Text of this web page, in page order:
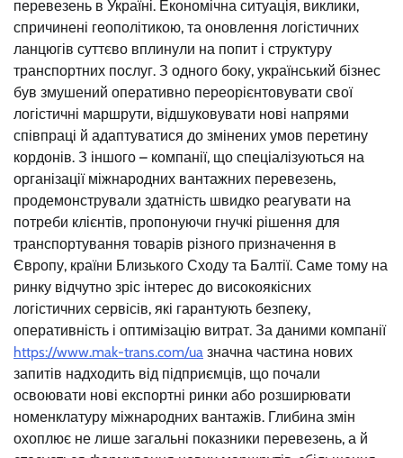
перевезень в Україні. Економічна ситуація, виклики,
спричинені геополітикою, та оновлення логістичних
ланцюгів суттєво вплинули на попит і структуру
транспортних послуг. З одного боку, український бізнес
був змушений оперативно переорієнтовувати свої
логістичні маршрути, відшуковувати нові напрями
співпраці й адаптуватися до змінених умов перетину
кордонів. З іншого – компанії, що спеціалізуються на
організації міжнародних вантажних перевезень,
продемонстрували здатність швидко реагувати на
потреби клієнтів, пропонуючи гнучкі рішення для
транспортування товарів різного призначення в
Європу, країни Близького Сходу та Балтії. Саме тому на
ринку відчутно зріс інтерес до високоякісних
логістичних сервісів, які гарантують безпеку,
оперативність і оптимізацію витрат. За даними компанії
https://www.mak-trans.com/ua значна частина нових
запитів надходить від підприємців, що почали
освоювати нові експортні ринки або розширювати
номенклатуру міжнародних вантажів. Глибина змін
охоплює не лише загальні показники перевезень, а й